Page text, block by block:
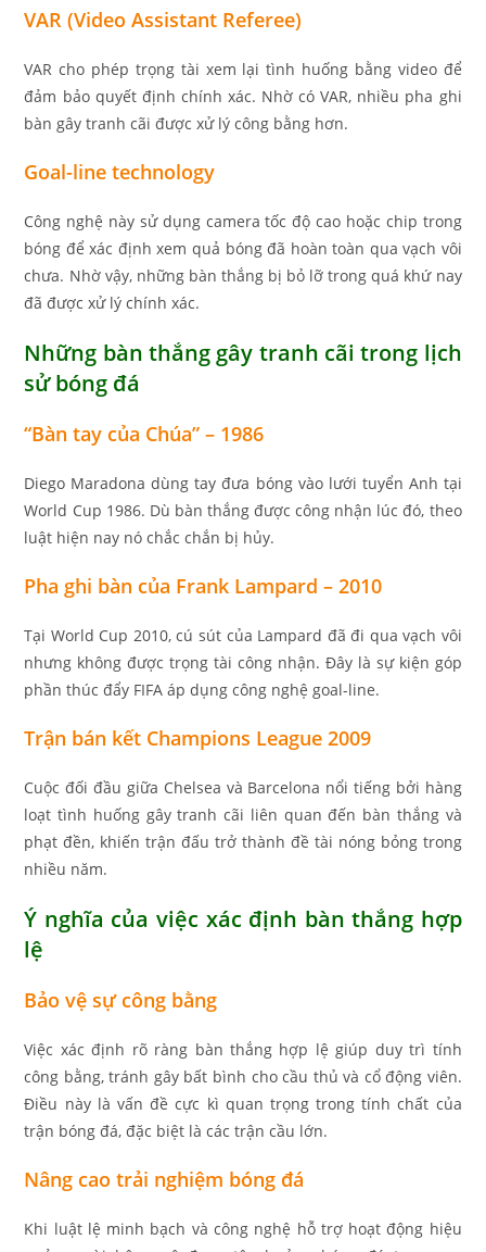
VAR (Video Assistant Referee)
VAR cho phép trọng tài xem lại tình huống bằng video để
đảm bảo quyết định chính xác. Nhờ có VAR, nhiều pha ghi
bàn gây tranh cãi được xử lý công bằng hơn.
Goal-line technology
Công nghệ này sử dụng camera tốc độ cao hoặc chip trong
bóng để xác định xem quả bóng đã hoàn toàn qua vạch vôi
chưa. Nhờ vậy, những bàn thắng bị bỏ lỡ trong quá khứ nay
đã được xử lý chính xác.
Những bàn thắng gây tranh cãi trong lịch
sử bóng đá
“Bàn tay của Chúa” – 1986
Diego Maradona dùng tay đưa bóng vào lưới tuyển Anh tại
World Cup 1986. Dù bàn thắng được công nhận lúc đó, theo
luật hiện nay nó chắc chắn bị hủy.
Pha ghi bàn của Frank Lampard – 2010
Tại World Cup 2010, cú sút của Lampard đã đi qua vạch vôi
nhưng không được trọng tài công nhận. Đây là sự kiện góp
phần thúc đẩy FIFA áp dụng công nghệ goal-line.
Trận bán kết Champions League 2009
Cuộc đối đầu giữa Chelsea và Barcelona nổi tiếng bởi hàng
loạt tình huống gây tranh cãi liên quan đến bàn thắng và
phạt đền, khiến trận đấu trở thành đề tài nóng bỏng trong
nhiều năm.
Ý nghĩa của việc xác định bàn thắng hợp
lệ
Bảo vệ sự công bằng
Việc xác định rõ ràng bàn thắng hợp lệ giúp duy trì tính
công bằng, tránh gây bất bình cho cầu thủ và cổ động viên.
Điều này là vấn đề cực kì quan trọng trong tính chất của
trận bóng đá, đặc biệt là các trận cầu lớn.
Nâng cao trải nghiệm bóng đá
Khi luật lệ minh bạch và công nghệ hỗ trợ hoạt động hiệu